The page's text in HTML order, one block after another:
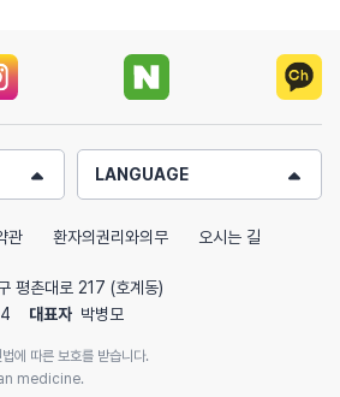
LANGUAGE
관 환자의권리와의무 오시는 길
평촌대로 217 (호계동)
대표자 박병모
에 따른 보호를 받습니다.
medicine.